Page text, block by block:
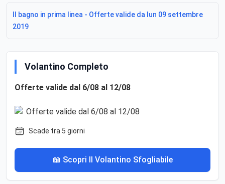
Il bagno in prima linea - Offerte valide da lun 09 settembre
2019
Volantino Completo
Offerte valide dal 6/08 al 12/08
Scade tra 5 giorni
📖 Scopri Il Volantino Sfogliabile